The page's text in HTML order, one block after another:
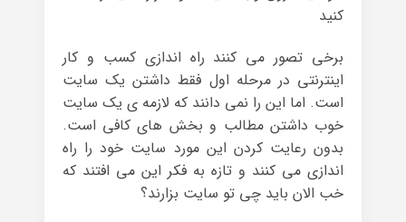
کنید
برخی تصور می کنند راه اندازی کسب و کار
اینترنتی در مرحله اول فقط داشتن یک سایت
است. اما این را نمی دانند که لازمه ی یک سایت
خوب داشتن مطالب و بخش های کافی است.
بدون رعایت کردن این مورد سایت خود را راه
اندازی می کنند و تازه به فکر این می افتند که
خب الان باید چی تو سایت بزارند؟